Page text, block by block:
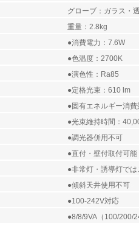
グローブ：ガラス・
重量：2.8kg
●消費電力：7.6W
●色温度：2700K
●演色性：Ra85
●定格光束：610 lm
●固有エネルギー消
●光束維持時間：
●調光器併用不可
●直付・壁付取付可能
●非常灯・誘導灯で
●傾斜天井使用不可
●100-242V対応
●8/8/9VA（100/200/